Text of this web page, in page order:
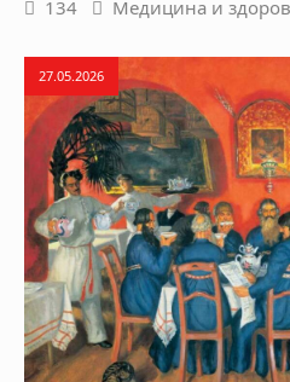
134 Медицина и
27.05.2026